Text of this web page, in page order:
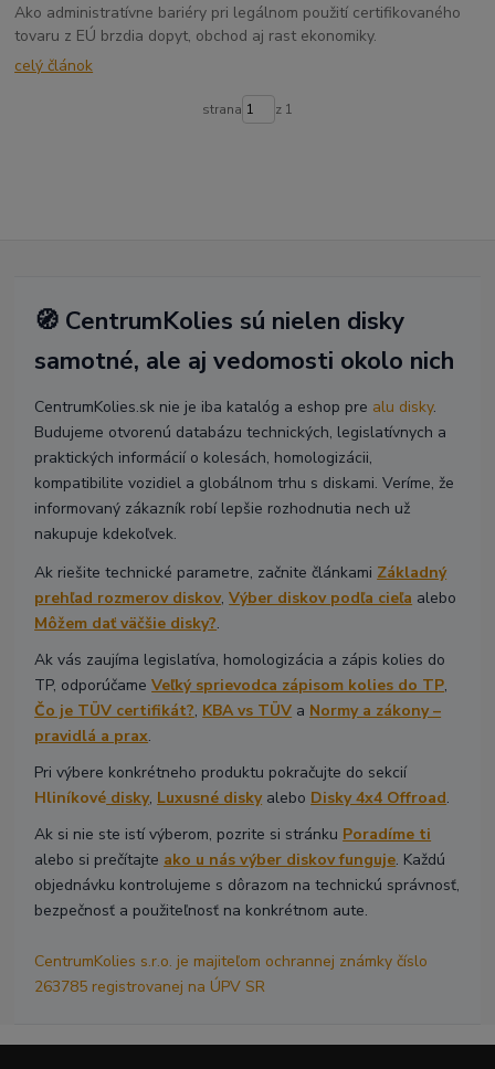
Ako administratívne bariéry pri legálnom použití certifikovaného
tovaru z EÚ brzdia dopyt, obchod aj rast ekonomiky.
celý článok
strana z 1
🧭 CentrumKolies sú nielen disky
samotné, ale aj vedomosti okolo nich
CentrumKolies.sk nie je iba katalóg a eshop pre alu disky.
Budujeme otvorenú databázu technických, legislatívnych a
praktických informácií o kolesách, homologizácii,
kompatibilite vozidiel a globálnom trhu s diskami. Veríme, že
informovaný zákazník robí lepšie rozhodnutia nech už
nakupuje kdekoľvek.
Ak riešite technické parametre, začnite článkami Základný
prehľad rozmerov diskov,Výber diskov podľa cieľa alebo
Môžem dať väčšie disky?.
Ak vás zaujíma legislatíva, homologizácia a zápis kolies do
TP, odporúčameVeľký sprievodca zápisom kolies do TP,
Čo je TÜV certifikát?, KBA vs TÜV a Normy a zákony –
pravidlá a prax.
Pri výbere konkrétneho produktu pokračujte do sekcií
Hliníkové disky, Luxusné diskyalebo Disky 4x4 Offroad.
Ak si nie ste istí výberom, pozrite si stránku Poradíme ti
alebo si prečítajte ako u nás výber diskov funguje. Každú
objednávku kontrolujeme s dôrazom na technickú správnosť,
bezpečnosť a použiteľnosť na konkrétnom aute.
CentrumKolies s.r.o. je majiteľom ochrannej známky číslo
263785 registrovanej na ÚPV SR